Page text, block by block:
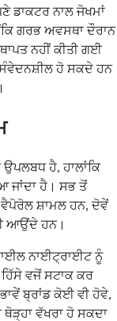
ਡਾਕਟਰ ਨਾਲ ਜੋਖਮਾਂ
ਗਰਭ ਅਵਸਥਾ ਦੌਰਾਨ
ਨਹੀਂ ਕੀਤੀ ਗਈ
ਹੋ ਸਕਦੇ ਹਨ
ਹੈ, ਹਾਲਾਂਕਿ
ਜਾਂਦਾ ਹੈ। ਸਭ ਤੋਂ
ਵੈਪੋਰੋਲ ਸ਼ਾਮਲ ਹਨ, ਦੋਵੇਂ
ਆਉਂਦੇ ਹਨ।
ਨਾਈਟ੍ਰਾਈਟ ਨੂੰ
ਹਿੱਸੇ ਵਜੋਂ ਸਟਾਕ ਕਰ
ਬ੍ਰਾਂਡ ਕੋਈ ਵੀ ਹੋਵੇ,
ਵੱਖਰਾ ਹੋ ਸਕਦਾ